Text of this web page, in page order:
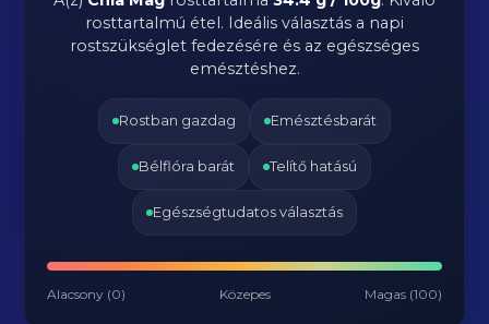
rosttartalmú étel. Ideális választás a napi
rostszükséglet fedezésére és az egészséges
emésztéshez.
Rostban gazdag Emésztésbarát
Bélflóra barát Telítő hatású
Egészségtudatos választás
Alacsony (0) Közepes Magas (100)